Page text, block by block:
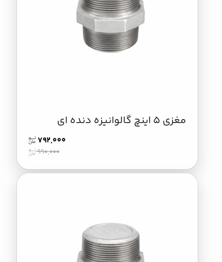
مغزی 5 اینچ گالوانیزه دنده ای
792,000
990,000